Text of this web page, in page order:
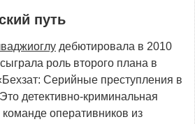
путь
дебютировала в 2010
роль второго плана в
Серийные преступления в
детективно-криминальная
команде оперативников из